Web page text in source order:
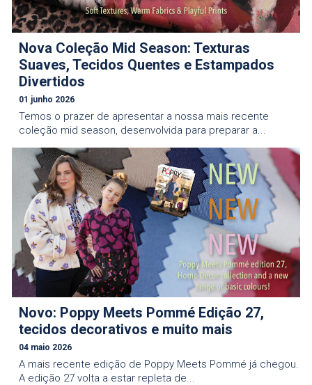
Nova Coleção Mid Season: Texturas
Suaves, Tecidos Quentes e Estampados
Divertidos
01 junho 2026
Temos o prazer de apresentar a nossa mais recente
coleção mid season, desenvolvida para preparar a...
Novo: Poppy Meets Pommé Edição 27,
tecidos decorativos e muito mais
04 maio 2026
A mais recente edição de Poppy Meets Pommé já chegou.
A edição 27 volta a estar repleta de...